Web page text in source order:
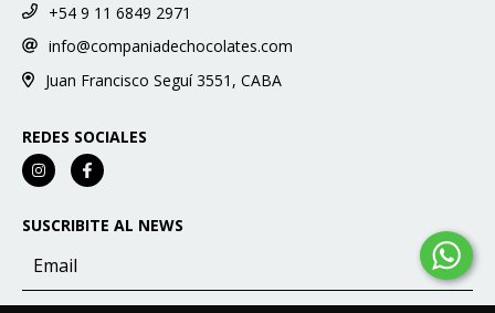
+54 9 11 6849 2971
info@companiadechocolates.com
Juan Francisco Seguí 3551, CABA
REDES SOCIALES
SUSCRIBITE AL NEWS